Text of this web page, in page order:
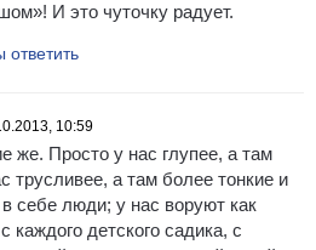
И это чуточку радует.
ответить
10:59
же. Просто у нас глупее, а там
трусливее, а там более тонкие и
себе люди; у нас воруют как
детского садика, с